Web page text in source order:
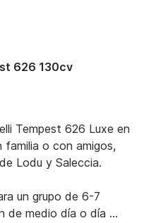
626 130cv
Tempest 626 Luxe en
familia o con amigos,
Lodu y Saleccia.
un grupo de 6-7
de medio día o día